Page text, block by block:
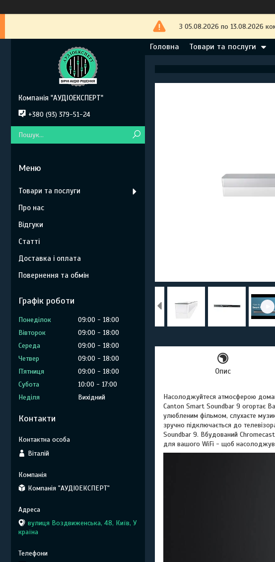
З 05.08.2026 по 13.08.2026
Головна Товари та послуги
Опис
Насолоджуйтеся атмосферою
Canton Smart Soundbar 9 огортає
улюбленим фільмом, слухаєте
зручно підключається до
Soundbar 9. Вбудований
для вашого WiFi - щоб
Компанія "АУДІОЕКСПЕРТ"
+380 (93) 379-51-24
Товари та послуги
Про нас
Відгуки
Статті
Доставка і оплата
Повернення та обмін
Графік роботи
Понеділок 09:00
18:00
Вівторок
09:00
18:00
Середа
09:00
18:00
Четвер
09:00
18:00
Пʼятниця
09:00
18:00
Субота
10:00
17:00
Неділя
Вихідний
Контакти
Віталій
Компанія "АУДІОЕКСПЕРТ"
вулиця Воздвиженська, 48, Київ, У
країна